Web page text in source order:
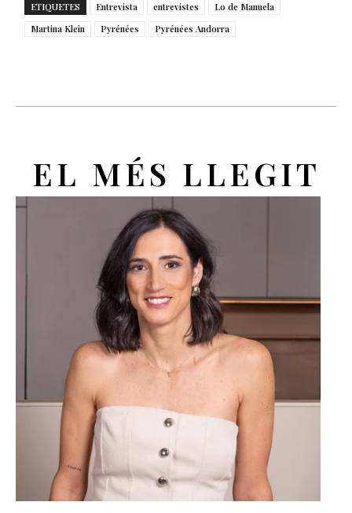
ETIQUETES Entrevista entrevistes
Lo de Manuela
Martina Klein
Pyrénées Pyrénées Andorra
EL MÉS LLEGIT